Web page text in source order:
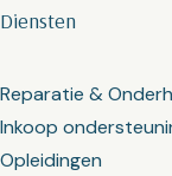
Diensten
Reparatie &
Inkoop
Opleidingen